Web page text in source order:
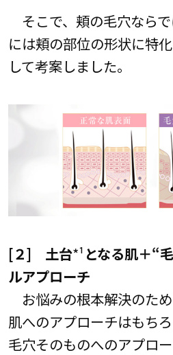
そこで、頬の毛穴なら
には頬の部位の形状に特
して考案しました。
[２] 土台*¹ となる肌＋“
ルアプローチ
お悩みの根本解決のた
肌へのアプローチはもち
毛穴そのものへのアプロー